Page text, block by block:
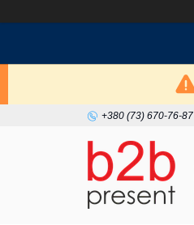
+380 (73) 670-76-87